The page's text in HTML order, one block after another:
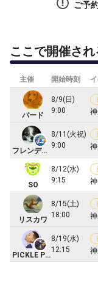
ご予
ここで開催さ
主催 開始時刻
バード
8/9(日)
9:00
フレンディPBC
8/11(火祝)
9:00
SO
8/12(水)
9:15
リスカワ
8/15(土)
18:00
PICKLE PISTOLS
8/19(水)
12:15